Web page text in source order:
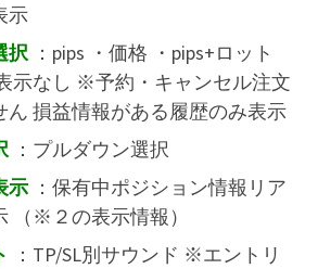
示
択：pips ・価格 ・pips+ロット
示なし ※予約・キャンセル注文
ん 損益情報がある履歴のみ表示
：プルダウン選択
示 ：保有中ポジション情報リア
（※２の表示情報）
：TP/SL別サウンド ※エントリ